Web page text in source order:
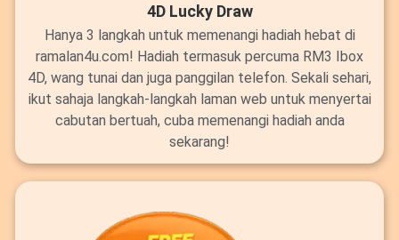
4D Lucky Draw
Hanya 3 langkah untuk memenangi hadiah hebat di
ramalan4u.com! Hadiah termasuk percuma RM3 Ibox
4D, wang tunai dan juga panggilan telefon. Sekali sehari,
ikut sahaja langkah-langkah laman web untuk menyertai
cabutan bertuah, cuba memenangi hadiah anda
sekarang!